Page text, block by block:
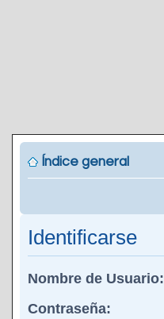
Índice general
Identificarse
Nombre de Usuario:
Contraseña: